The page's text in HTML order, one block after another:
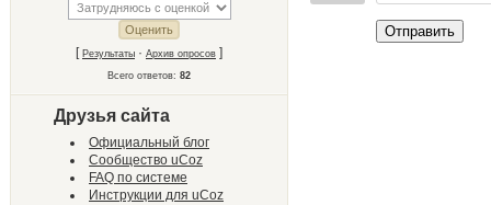
[ Результаты · Архив опросов ]
Всего ответов: 82
Друзья сайта
Официальный блог
Сообщество uCoz
FAQ по системе
Инструкции для uCoz
Отправить